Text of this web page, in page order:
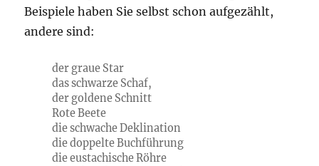
Beispiele haben Sie selbst schon aufgezählt,
andere sind:
der graue Star
das schwarze Schaf,
der goldene Schnitt
Rote Beete
die schwache Deklination
die doppelte Buchführung
die eustachische Röhre